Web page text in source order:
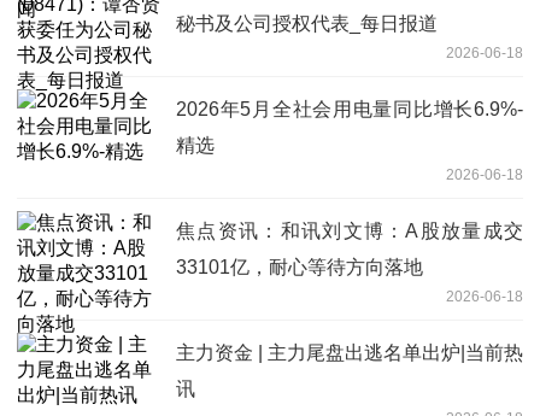
秘书及公司授权代表_每日报道
2026-06-18
2026年5月全社会用电量同比增长6.9%-
精选
2026-06-18
焦点资讯：和讯刘文博：A股放量成交
33101亿，耐心等待方向落地
2026-06-18
主力资金 | 主力尾盘出逃名单出炉|当前热
讯